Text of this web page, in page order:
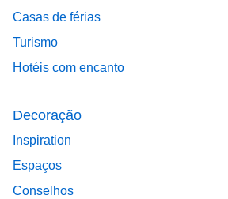
Casas de férias
Turismo
Hotéis com encanto
Decoração
Inspiration
Espaços
Conselhos